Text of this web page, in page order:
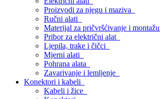
Proizvodi za njegu i maziva
Ručni alati
Materijal za pričvršćivanje i montažu
Pribor za električni alat
Ljepila, trake i čičci
Mjerni alati
Pohrana alata
Zavarivanje i lemljenje
Konektori i kabeli
Kabeli i žice